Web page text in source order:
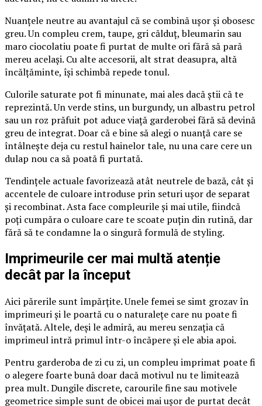
Nuanțele neutre au avantajul că se combină ușor și obosesc
greu. Un compleu crem, taupe, gri călduț, bleumarin sau
maro ciocolatiu poate fi purtat de multe ori fără să pară
mereu același. Cu alte accesorii, alt strat deasupra, altă
încălțăminte, își schimbă repede tonul.
Culorile saturate pot fi minunate, mai ales dacă știi că te
reprezintă. Un verde stins, un burgundy, un albastru petrol
sau un roz prăfuit pot aduce viață garderobei fără să devină
greu de integrat. Doar că e bine să alegi o nuanță care se
întâlnește deja cu restul hainelor tale, nu una care cere un
dulap nou ca să poată fi purtată.
Tendințele actuale favorizează atât neutrele de bază, cât și
accentele de culoare introduse prin seturi ușor de separat
și recombinat. Asta face compleurile și mai utile, fiindcă
poți cumpăra o culoare care te scoate puțin din rutină, dar
fără să te condamne la o singură formulă de styling.
Imprimeurile cer mai multă atenție
decât par la început
Aici părerile sunt împărțite. Unele femei se simt grozav în
imprimeuri și le poartă cu o naturalețe care nu poate fi
învățată. Altele, deși le admiră, au mereu senzația că
imprimeul intră primul într-o încăpere și ele abia apoi.
Pentru garderoba de zi cu zi, un compleu imprimat poate fi
o alegere foarte bună doar dacă motivul nu te limitează
prea mult. Dungile discrete, carourile fine sau motivele
geometrice simple sunt de obicei mai ușor de purtat decât